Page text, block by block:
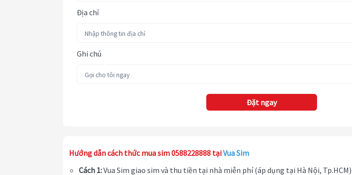
Địa chỉ
Ghi chú
Đặt ngay
Hướng dẫn cách thức mua sim 0588228888 tạiVua Sim
Cách 1:Vua Sim giao sim và thu tiền tại nhà miễn phí (áp dụng tại Hà Nội, Tp.HCM)